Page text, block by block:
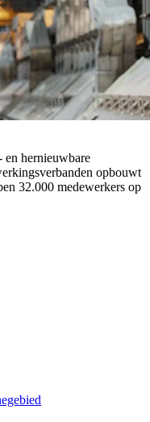
en hernieuwbare
opbouwt
32.000 medewerkers op